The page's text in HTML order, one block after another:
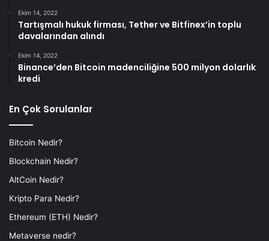
Ekim 14, 2022
Tartışmalı hukuk firması, Tether ve Bitfinex’in toplu
davalarından alındı
Ekim 14, 2022
Binance’den Bitcoin madenciliğine 500 milyon dolarlık
kredi
En Çok Sorulanlar
Bitcoin Nedir?
Blockchain Nedir?
AltCoin Nedir?
Kripto Para Nedir?
Ethereum (ETH) Nedir?
Metaverse nedir?